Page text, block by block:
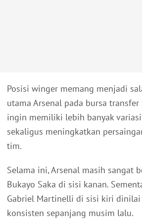
Posisi winger memang menjadi
utama Arsenal pada bursa
ingin memiliki lebih banyak
sekaligus meningkatkan
tim.
Selama ini, Arsenal masih sangat
Bukayo Saka di sisi kanan.
Gabriel Martinelli di sisi kiri
konsisten sepanjang musim lalu.